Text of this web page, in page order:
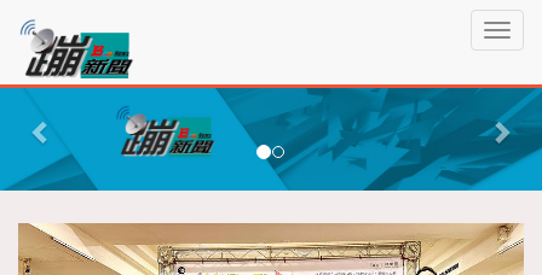
T
g
l
e
v
i
蹦
新
聞P
r
v
i
o
N
e
x
t